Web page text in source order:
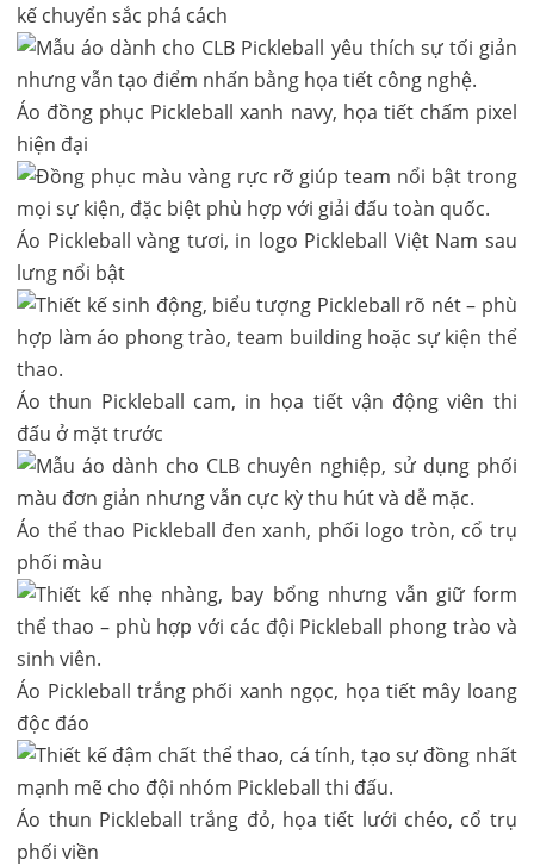
kế chuyển sắc phá cách
Áo đồng phục Pickleball xanh navy, họa tiết chấm pixel
hiện đại
Áo Pickleball vàng tươi, in logo Pickleball Việt Nam sau
lưng nổi bật
Áo thun Pickleball cam, in họa tiết vận động viên thi
đấu ở mặt trước
Áo thể thao Pickleball đen xanh, phối logo tròn, cổ trụ
phối màu
Áo Pickleball trắng phối xanh ngọc, họa tiết mây loang
độc đáo
Áo thun Pickleball trắng đỏ, họa tiết lưới chéo, cổ trụ
phối viền